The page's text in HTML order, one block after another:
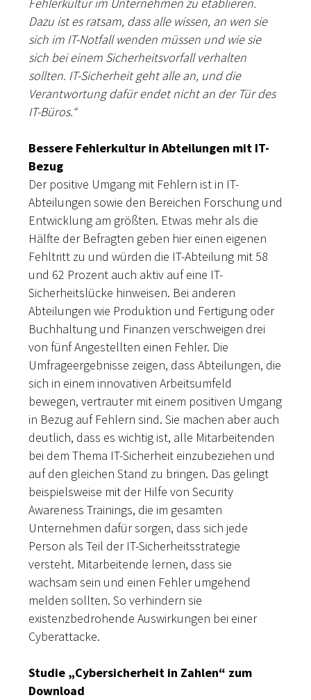
Dazu ist es ratsam, dass alle wissen, an wen sie
sich im IT-Notfall wenden müssen und wie sie
sich bei einem Sicherheitsvorfall verhalten
sollten. IT-Sicherheit geht alle an, und die
Verantwortung dafür endet nicht an der Tür des
IT-Büros.“
Bessere Fehlerkultur in Abteilungen mit IT-
Bezug
Der positive Umgang mit Fehlern ist in IT-
Abteilungen sowie den Bereichen Forschung und
Entwicklung am größten. Etwas mehr als die
Hälfte der Befragten geben hier einen eigenen
Fehltritt zu und würden die IT-Abteilung mit 58
und 62 Prozent auch aktiv auf eine IT-
Sicherheitslücke hinweisen. Bei anderen
Abteilungen wie Produktion und Fertigung oder
Buchhaltung und Finanzen verschweigen drei
von fünf Angestellten einen Fehler. Die
Umfrageergebnisse zeigen, dass Abteilungen, die
sich in einem innovativen Arbeitsumfeld
bewegen, vertrauter mit einem positiven Umgang
in Bezug auf Fehlern sind. Sie machen aber auch
deutlich, dass es wichtig ist, alle Mitarbeitenden
bei dem Thema IT-Sicherheit einzubeziehen und
auf den gleichen Stand zu bringen. Das gelingt
beispielsweise mit der Hilfe von Security
Awareness Trainings, die im gesamten
Unternehmen dafür sorgen, dass sich jede
Person als Teil der IT-Sicherheitsstrategie
versteht. Mitarbeitende lernen, dass sie
wachsam sein und einen Fehler umgehend
melden sollten. So verhindern sie
existenzbedrohende Auswirkungen bei einer
Cyberattacke.
Studie „Cybersicherheit in Zahlen“ zum
Download